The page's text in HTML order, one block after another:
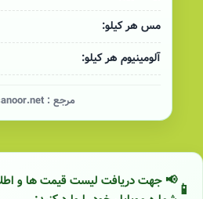
مس هر کیلو:
آلومینیوم هر کیلو:
مرجع :
📢 جهت دریافت لیست قیمت ها و